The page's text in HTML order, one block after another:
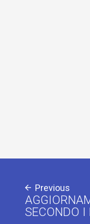
Previous
SECONDO I